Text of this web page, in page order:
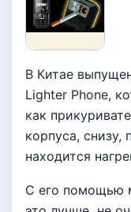
В Китае
Lighter Phone,
как
корпуса,
находится
С его помощью